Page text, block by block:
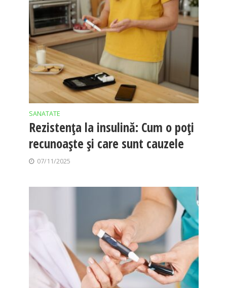
SANATATE
Rezistența la insulină: Cum o poți
recunoaște și care sunt cauzele
07/11/2025